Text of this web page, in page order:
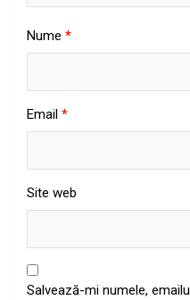
Nume *
Email *
Site web
Salvează-mi numele,